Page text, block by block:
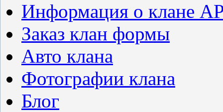
Информация о клане
Заказ клан формы
Авто клана
Фотографии клана
Блог